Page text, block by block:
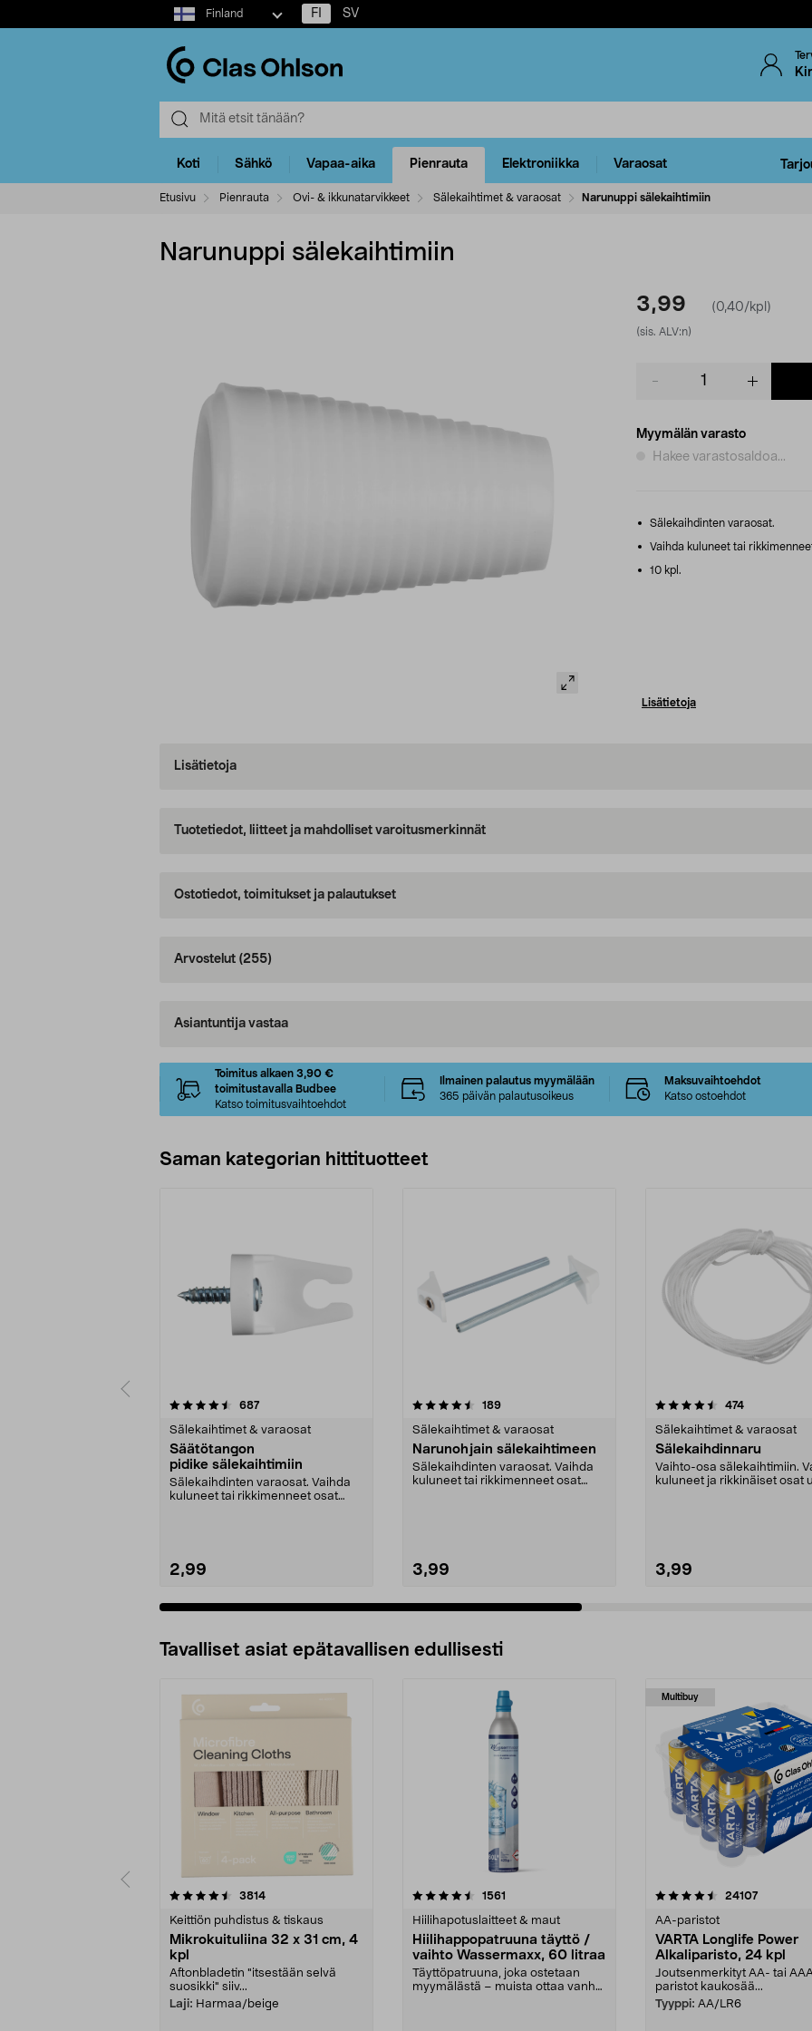
Select
market
Finland FI SV
Koti Sähkö Vapaa-aika Pienrauta Elektroniikka Varaosat
Etusivu Pienrauta Ovi- & ikkunatarvikkeet Sälekaihtimet & varaosat Narunuppi sälekaihtimiin
Narunuppi sälekaihtimiin
3,99 (0,40/kpl)
(sis. ALV:n)
Myymälän varasto
Hakee varastosaldoa...
Sälekaihdinten varaosat.
Vaihda kuluneet tai
10 kpl.
Lisätietoja
Lisätietoja
Tuotetiedot, liitteet ja mahdolliset varoitusmerkinnät
Ostotiedot, toimitukset ja palautukset
Arvostelut (255)
Asiantuntija vastaa
Toimitus alkaen 3,90 €
toimitustavalla Budbee
Katso toimitusvaihtoehdot
Ilmainen palautus myymälään
365 päivän palautusoikeus
Maksuvaihtoehdot
Katso ostoehdot
Saman kategorian hittituotteet
687arvostelut
Sälekaihtimet & varaosat
Säätötangon
pidike sälekaihtimiin
Sälekaihdinten varaosat. Vaihda
kuluneet tai rikkimenneet osat
2,99
4.5 viidestä
189arvostelut
Sälekaihtimet & varaosat
Narunohjain sälekaihtimeen
Sälekaihdinten varaosat. Vaihda
kuluneet tai rikkimenneet osat
3,99
4.5 viidestä
474arvostelut
Sälekaihtimet & varaosat
Sälekaihdinnaru
Vaihto-osa sälekaihtimiin.
kuluneet ja rikkinäiset osat
3,99
4.5 viidestä
Tavalliset asiat epätavallisen edullisesti
3814arvostelut
Keittiön puhdistus & tiskaus
Mikrokuituliina 32 x 31 cm, 4
kpl
Aftonbladetin "itsestään selvä
suosikki" siiv...
Laji: Harmaa/beige
4.5viidestä
1561
Hiilihapotuslaitteet & maut
Hiilihappopatruuna täyttö /
vaihto Wassermaxx, 60 litraa
Täyttöpatruuna, joka ostetaan
myymälästä – muista ottaa vanha
Multibuy
4.5viidestä
24107arvostelut
AA-paristot
VARTA Longlife Power
Alkaliparisto, 24 kpl
Joutsenmerkityt AA- tai
paristot kaukosää...
Tyyppi: AA/LR6
4.5viidestä